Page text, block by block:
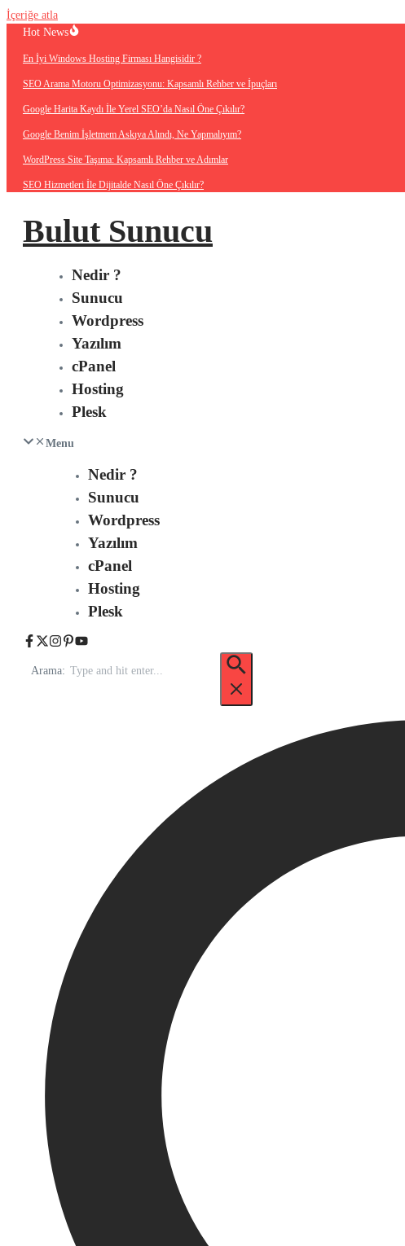
İçeriğe atla
Hot News
En İyi Windows Hosting Firması Hangisidir ?
SEO Arama Motoru Optimizasyonu: Kapsamlı Rehber ve İpuçları
Google Harita Kaydı İle Yerel SEO’da Nasıl Öne Çıkılır?
Google Benim İşletmem Askıya Alındı, Ne Yapmalıyım?
WordPress Site Taşıma: Kapsamlı Rehber ve Adımlar
SEO Hizmetleri İle Dijitalde Nasıl Öne Çıkılır?
Bulut Sunucu
Nedir ?
Sunucu
Wordpress
Yazılım
cPanel
Hosting
Plesk
Menu
Nedir ?
Sunucu
Wordpress
Yazılım
cPanel
Hosting
Plesk
Arama: